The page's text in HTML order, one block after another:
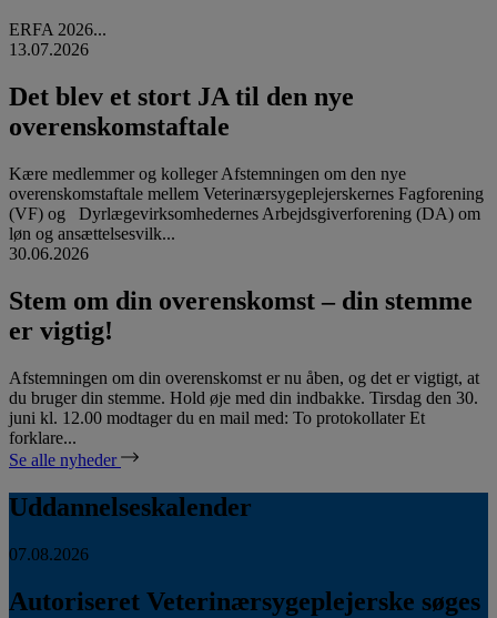
ERFA 2026...
13.07.2026
Det blev et stort JA til den nye
overenskomstaftale
Kære medlemmer og kolleger Afstemningen om den nye
overenskomstaftale mellem Veterinærsygeplejerskernes Fagforening
(VF) og Dyrlægevirksomhedernes Arbejdsgiverforening (DA) om
løn og ansættelsesvilk...
30.06.2026
Stem om din overenskomst – din stemme
er vigtig!
Afstemningen om din overenskomst er nu åben, og det er vigtigt, at
du bruger din stemme. Hold øje med din indbakke. Tirsdag den 30.
juni kl. 12.00 modtager du en mail med: To protokollater Et
forklare...
Se alle nyheder
Uddannelseskalender
07.08.2026
Autoriseret Veterinærsygeplejerske søges